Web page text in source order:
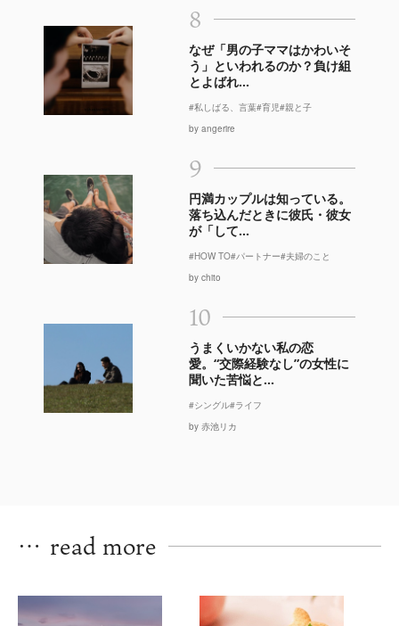
8
なぜ「男の子ママはかわいそ
う」といわれるのか？負け組
とよばれ...
#私しばる、言葉#育児#親と子
by angerire
9
円満カップルは知っている。
落ち込んだときに彼氏・彼女
が「して...
#HOW TO#パートナー#夫婦のこと
by chito
10
うまくいかない私の恋
愛。“交際経験なし”の女性に
聞いた苦悩と...
#シングル#ライフ
by 赤池リカ
… read more